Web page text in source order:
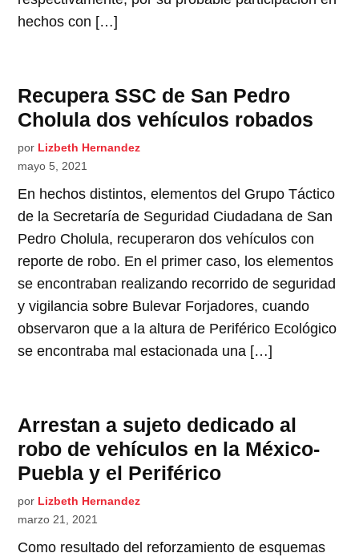
hechos con […]
Recupera SSC de San Pedro
Cholula dos vehículos robados
por Lizbeth Hernandez
mayo 5, 2021
En hechos distintos, elementos del Grupo Táctico
de la Secretaría de Seguridad Ciudadana de San
Pedro Cholula, recuperaron dos vehículos con
reporte de robo. En el primer caso, los elementos
se encontraban realizando recorrido de seguridad
y vigilancia sobre Bulevar Forjadores, cuando
observaron que a la altura de Periférico Ecológico
se encontraba mal estacionada una […]
Arrestan a sujeto dedicado al
robo de vehículos en la México-
Puebla y el Periférico
por Lizbeth Hernandez
marzo 21, 2021
Como resultado del reforzamiento de esquemas